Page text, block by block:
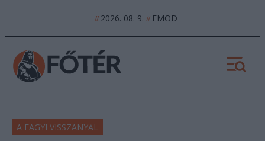
//2026. 08. 9. //EMOD
A FAGYI VISSZANYAL